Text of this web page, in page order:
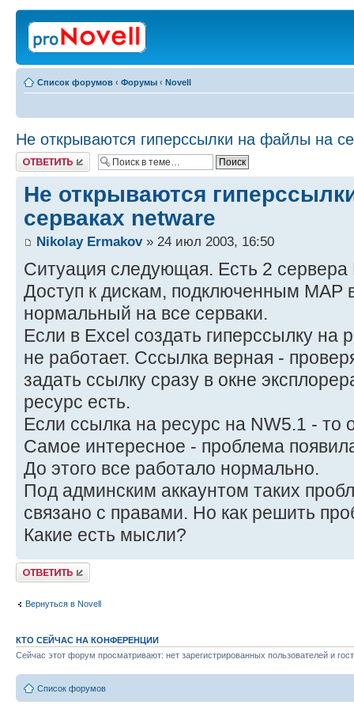
Список форумов ‹ Форумы ‹ Novell
Не открываются гиперссылки на файлы на
Ответить
Не открываются
серваках netware
Nikolay Ermakov» 24 июл 2003, 16:50
Ситуация следующая. Есть 2 сервера
Доступ к дискам, подключенным MAP
нормальный на все серваки.
Если в Excel создать гиперссылку на
не работает. Сссылка верная -
задать ссылку сразу в окне
ресурс есть.
Если ссылка на ресурс на NW5.1 - то
Самое интересное - проблема
До этого все работало нормально.
Под админским аккаунтом таких
связано с правами. Но как решить
Какие есть мысли?
Ответить
Вернуться в Novell
КТО СЕЙЧАС НА КОНФЕРЕНЦИИ
Сейчас этот форум просматривают: нет зарегистрированных пользователей и
Список форумов